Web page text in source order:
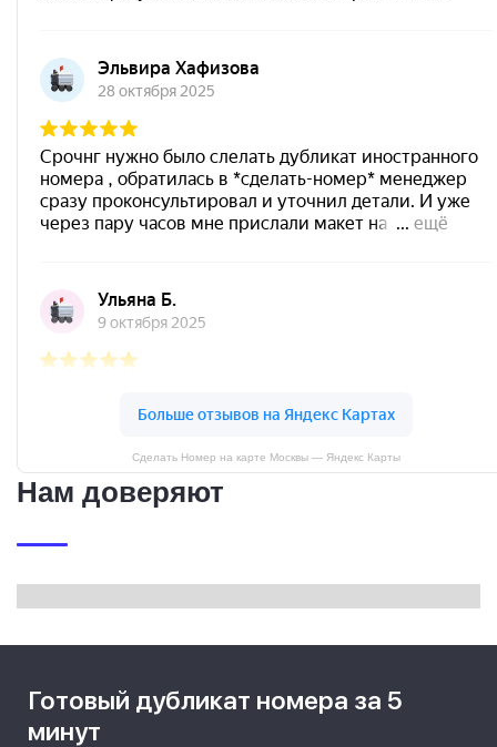
Сделать Номер на карте Москвы — Яндекс Карты
Нам доверяют
Готовый дубликат номера за 5
минут